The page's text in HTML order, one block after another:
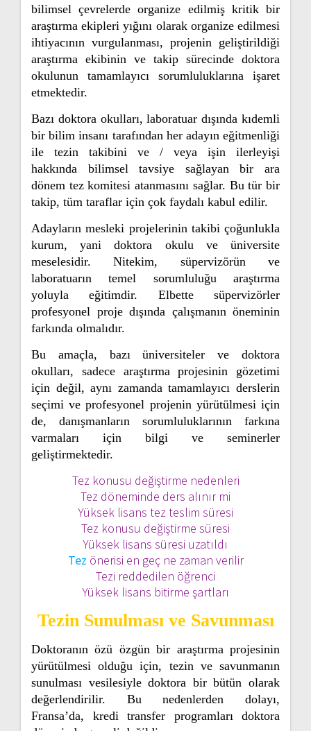
bilimsel çevrelerde organize edilmiş kritik bir
araştırma ekipleri yığını olarak organize edilmesi
ihtiyacının vurgulanması, projenin geliştirildiği
araştırma ekibinin ve takip sürecinde doktora
okulunun tamamlayıcı sorumluluklarına işaret
etmektedir.
Bazı doktora okulları, laboratuar dışında kıdemli
bir bilim insanı tarafından her adayın eğitmenliği
ile tezin takibini ve / veya işin ilerleyişi
hakkında bilimsel tavsiye sağlayan bir ara
dönem tez komitesi atanmasını sağlar. Bu tür bir
takip, tüm taraflar için çok faydalı kabul edilir.
Adayların mesleki projelerinin takibi çoğunlukla
kurum, yani doktora okulu ve üniversite
meselesidir. Nitekim, süpervizörün ve
laboratuarın temel sorumluluğu araştırma
yoluyla eğitimdir. Elbette süpervizörler
profesyonel proje dışında çalışmanın öneminin
farkında olmalıdır.
Bu amaçla, bazı üniversiteler ve doktora
okulları, sadece araştırma projesinin gözetimi
için değil, aynı zamanda tamamlayıcı derslerin
seçimi ve profesyonel projenin yürütülmesi için
de, danışmanların sorumluluklarının farkına
varmaları için bilgi ve seminerler
geliştirmektedir.
Tez konusu değiştirme nedenleri
Tez döneminde ders alınır mi
Yüksek lisans tez teslim süresi
Tez konusu değiştirme süresi
Yüksek lisans süresi uzatıldı
Tez önerisi en geç ne zaman verilir
Tezi reddedilen öğrenci
Yüksek lisans bitirme şartları
Tezin Sunulması ve Savunması
Doktoranın özü özgün bir araştırma projesinin
yürütülmesi olduğu için, tezin ve savunmanın
sunulması vesilesiyle doktora bir bütün olarak
değerlendirilir. Bu nedenlerden dolayı,
Fransa’da, kredi transfer programları doktora